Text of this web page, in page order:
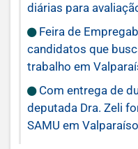
diárias para
Feira de
candidatos que
trabalho em
Com entrega de
deputada Dra. Zeli
SAMU em Valparaíso